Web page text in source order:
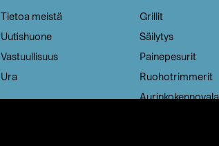
Tietoa meistä
Uutishuone
Vastuullisuus
Ura
Grillit
Säilytys
Painepesurit
Ruohotrimmerit